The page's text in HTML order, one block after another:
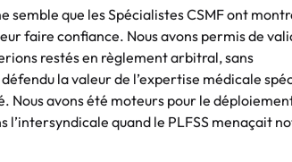
semble que les Spécialistes CSMF ont
faire confiance. Nous avons permis de
restés en règlement arbitral, sans
la valeur de l’expertise médicale
Nous avons été moteurs pour le
l’intersyndicale quand le PLFSS menaçait